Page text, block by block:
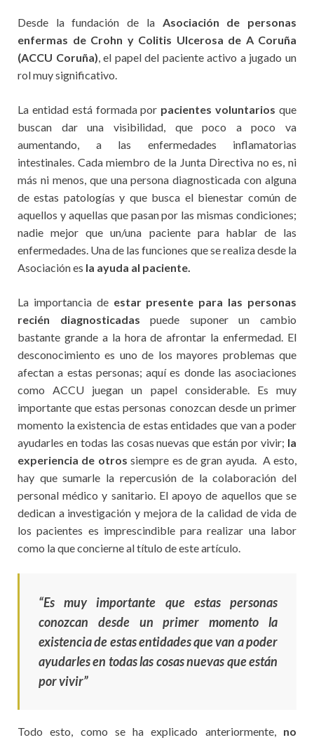
Desde la fundación de la Asociación de personas
enfermas de Crohn y Colitis Ulcerosa de A Coruña
(ACCU Coruña) , el papel del paciente activo a jugado un
rol muy significativo.
La entidad está formada por pacientes voluntarios que
buscan dar una visibilidad, que poco a poco va
aumentando, a las enfermedades inflamatorias
intestinales. Cada miembro de la Junta Directiva no es, ni
más ni menos, que una persona diagnosticada con alguna
de estas patologías y que busca el bienestar común de
aquellos y aquellas que pasan por las mismas condiciones;
nadie mejor que un/una paciente para hablar de las
enfermedades. Una de las funciones que se realiza desde la
Asociación es la ayuda al paciente.
La importancia de estar presente para las personas
recién diagnosticadas puede suponer un cambio
bastante grande a la hora de afrontar la enfermedad. El
desconocimiento es uno de los mayores problemas que
afectan a estas personas; aquí es donde las asociaciones
como ACCU juegan un papel considerable. Es muy
importante que estas personas conozcan desde un primer
momento la existencia de estas entidades que van a poder
ayudarles en todas las cosas nuevas que están por vivir; la
experiencia de otros siempre es de gran ayuda. A esto,
hay que sumarle la repercusión de la colaboración del
personal médico y sanitario. El apoyo de aquellos que se
dedican a investigación y mejora de la calidad de vida de
los pacientes es imprescindible para realizar una labor
como la que concierne al título de este artículo.
“Es muy importante que estas personas
conozcan desde un primer momento la
existencia de estas entidades que van a poder
ayudarles en todas las cosas nuevas que están
por vivir”
Todo esto, como se ha explicado anteriormente, no